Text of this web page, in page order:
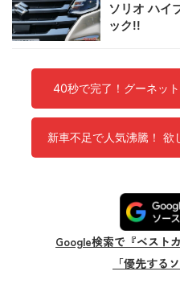
ソリオ ハイ
ック!!
40秒で完了！グーネッ
新車不足で人気沸騰！
Google検索で『ベスト
「優先する